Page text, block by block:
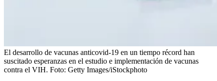
El desarrollo de vacunas anticovid-19 en un tiempo récord han
suscitado esperanzas en el estudio e implementación de vacunas
contra el VIH. Foto: Getty Images/iStockphoto